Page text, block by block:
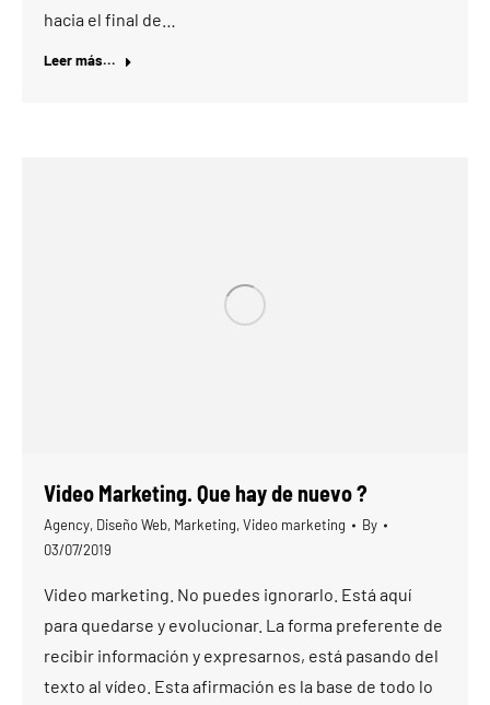
hacia el final de…
Leer más...
Video Marketing. Que hay de nuevo ?
Agency, Diseño Web, Marketing,Video marketing
By
03/07/2019
Video marketing. No puedes ignorarlo. Está aquí
para quedarse y evolucionar. La forma preferente de
recibir información y expresarnos, está pasando del
texto al vídeo. Esta afirmación es la base de todo lo